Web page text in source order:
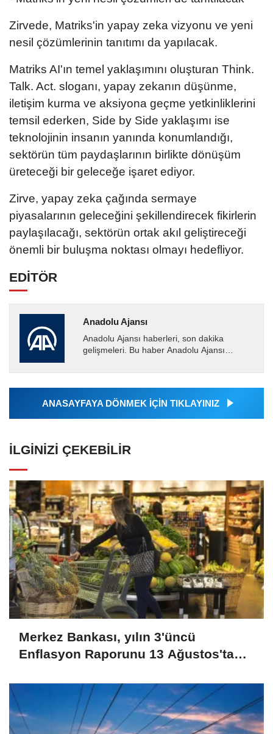
Zirvede, Matriks'in yapay zeka vizyonu ve yeni
nesil çözümlerinin tanıtımı da yapılacak.
Matriks AI'ın temel yaklaşımını oluşturan Think.
Talk. Act. sloganı, yapay zekanın düşünme,
iletişim kurma ve aksiyona geçme yetkinliklerini
temsil ederken, Side by Side yaklaşımı ise
teknolojinin insanın yanında konumlandığı,
sektörün tüm paydaşlarının birlikte dönüşüm
üreteceği bir geleceğe işaret ediyor.
Zirve, yapay zeka çağında sermaye
piyasalarının geleceğini şekillendirecek fikirlerin
paylaşılacağı, sektörün ortak akıl geliştireceği
önemli bir buluşma noktası olmayı hedefliyor.
EDİTÖR
Anadolu Ajansı
Anadolu Ajansı haberleri, son dakika
gelişmeleri. Bu haber Anadolu Ajansı
tarafından geçilen tüm...
ANASAYFAYA DÖNMEK İÇİN TIKLAYINIZ
İLGINIZI ÇEKEBILIR
Merkez Bankası, yılın 3'üncü
Enflasyon Raporunu 13 Ağustos'ta